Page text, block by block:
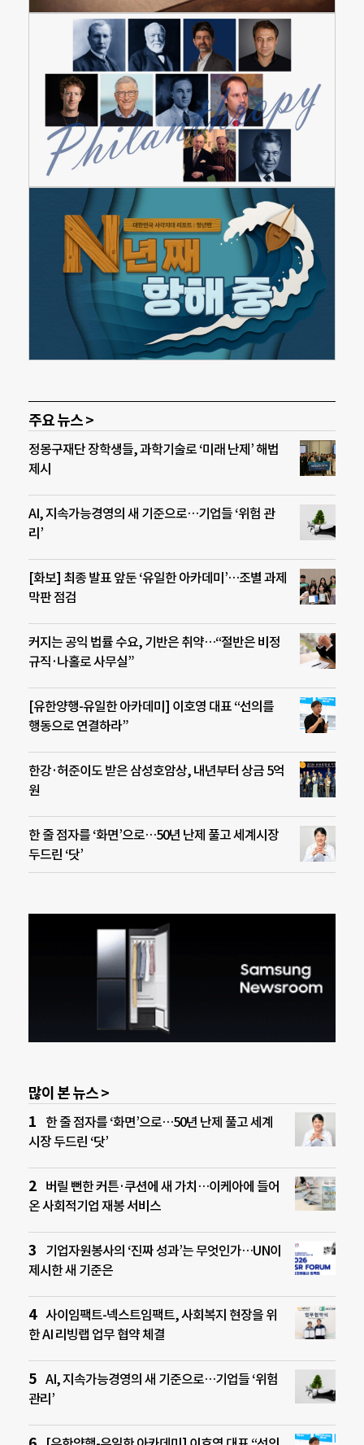
주요 뉴스 >
정몽구재단 장학생들, 과학기술로 ‘미래 난제’ 해법
제시
AI, 지속가능경영의 새 기준으로…기업들 ‘위험 관
리’
[화보] 최종 발표 앞둔 ‘유일한 아카데미’…조별 과제
막판 점검
커지는 공익 법률 수요, 기반은 취약…“절반은 비정
규직·나홀로 사무실”
[유한양행-유일한 아카데미] 이호영 대표 “선의를
행동으로 연결하라”
한강·허준이도 받은 삼성호암상, 내년부터 상금 5억
원
한 줄 점자를 ‘화면’으로…50년 난제 풀고 세계시장
두드린 ‘닷’
많이 본 뉴스 >
한 줄 점자를 ‘화면’으로…50년 난제 풀고 세계
시장 두드린 ‘닷’
버릴 뻔한 커튼·쿠션에 새 가치…이케아에 들어
온 사회적기업 재봉 서비스
기업자원봉사의 ‘진짜 성과’는 무엇인가…UN이
제시한 새 기준은
사이임팩트-넥스트임팩트, 사회복지 현장을 위
한 AI 리빙랩 업무 협약 체결
AI, 지속가능경영의 새 기준으로…기업들 ‘위험
관리’